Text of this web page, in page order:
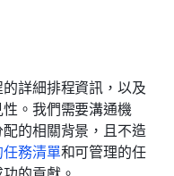
詳細排程資訊，以及
。我們需要溝通機
的相關背景，且不造
務清單和可管理的任